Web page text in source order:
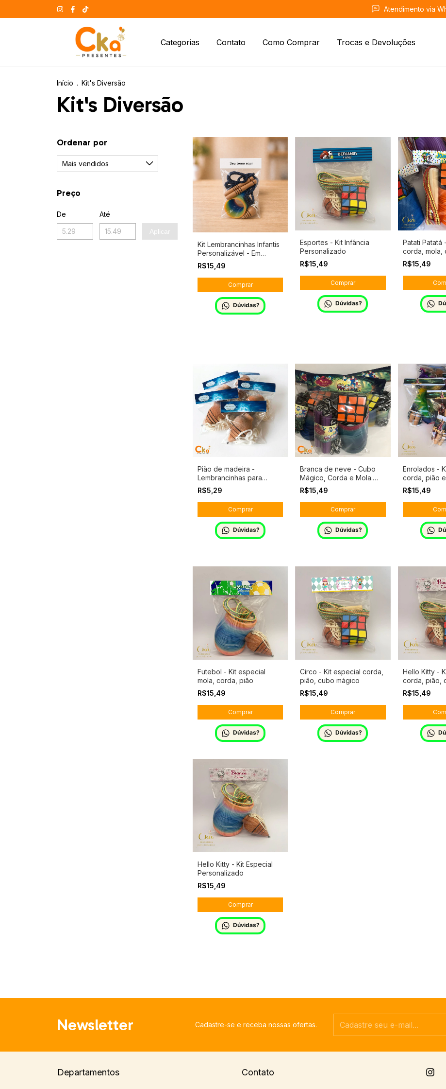
Atendimento via
Categorias Contato Como Comprar Trocas e Devoluções
Início . Kit's Diversão
Kit's Diversão
Ordenar por
Preço
De Até
Aplicar
Kit Lembrancinhas Infantis
Personalizável - Em
qualquer tema
R$15,49
Dúvidas?
Esportes - Kit Infância
Personalizado
R$15,49
Dúvidas?
Patati Patatá
corda, mola,
R$15,49
Pião de madeira -
Lembrancinhas para
diversão
R$5,29
Dúvidas?
Branca de neve - Cubo
Mágico, Corda e Mola.
Envio Rápido.
R$15,49
Dúvidas?
Enrolados -
corda, pião
R$15,49
Futebol - Kit especial
mola, corda, pião
R$15,49
Dúvidas?
Circo - Kit especial corda,
pião, cubo mágico
R$15,49
Dúvidas?
Hello Kitty -
corda, pião,
R$15,49
Hello Kitty - Kit Especial
Personalizado
R$15,49
Dúvidas?
Newsletter Cadastre-se e receba nossas ofertas.
Departamentos Contato